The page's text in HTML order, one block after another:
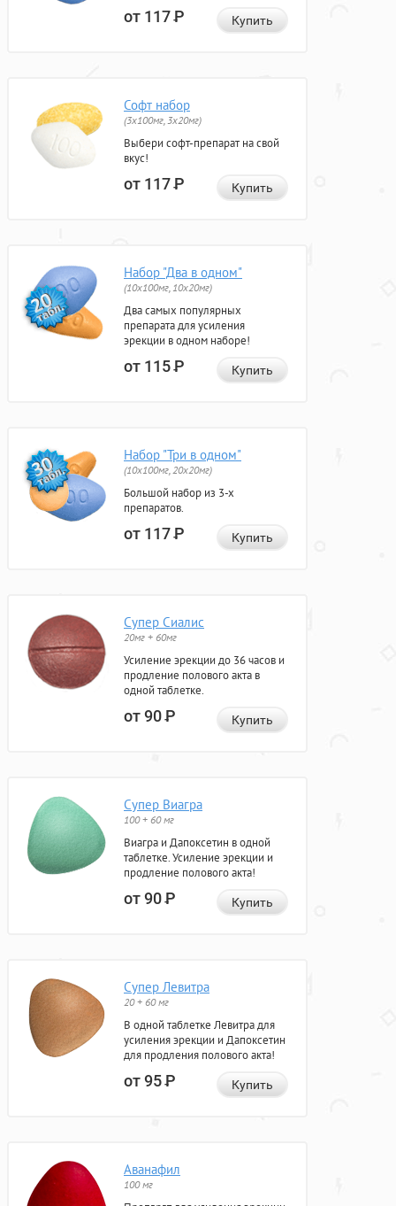
от 117Р Купить
Софт набор
(3x100мг, 3x20мг)
Выбери софт-препарат на свой
вкус!
от 117Р Купить
Набор "Два в одном"
(10x100мг, 10x20мг)
Два самых популярных
препарата для усиления
эрекции в одном наборе!
от 115Р Купить
Набор "Три в одном"
(10x100мг, 20x20мг)
Большой набор из 3-х
препаратов.
от 117Р Купить
Супер Сиалис
20мг + 60мг
Усиление эрекции до 36 часов и
продление полового акта в
одной таблетке.
от 90Р Купить
Супер Виагра
100 + 60 мг
Виагра и Дапоксетин в одной
таблетке. Усиление эрекции и
продление полового акта!
от 90Р Купить
Супер Левитра
20 + 60 мг
В одной таблетке Левитра для
усиления эрекции и Дапоксетин
для продления полового акта!
от 95Р Купить
Аванафил
100 мг